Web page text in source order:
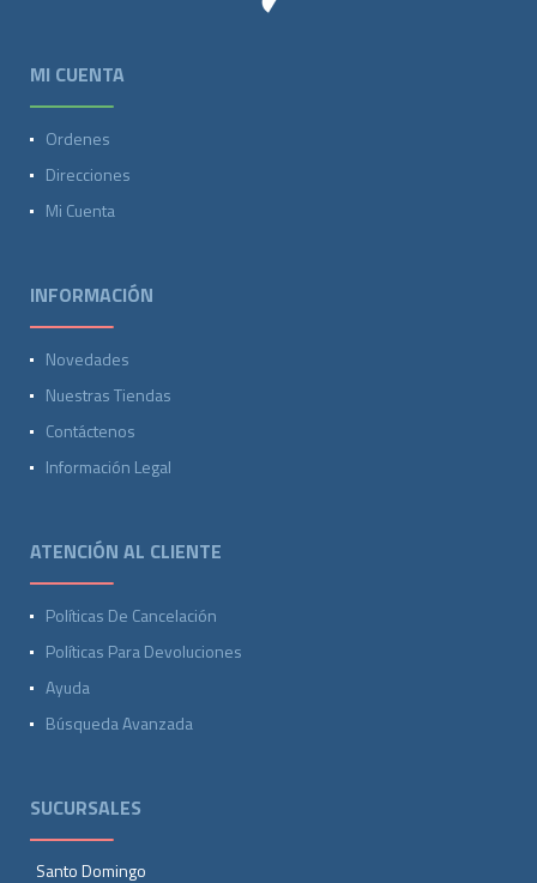
MI CUENTA
Ordenes
Direcciones
Mi Cuenta
INFORMACIÓN
Novedades
Nuestras Tiendas
Contáctenos
Información Legal
ATENCIÓN AL CLIENTE
Políticas De Cancelación
Políticas Para Devoluciones
Ayuda
Búsqueda Avanzada
SUCURSALES
Santo Domingo